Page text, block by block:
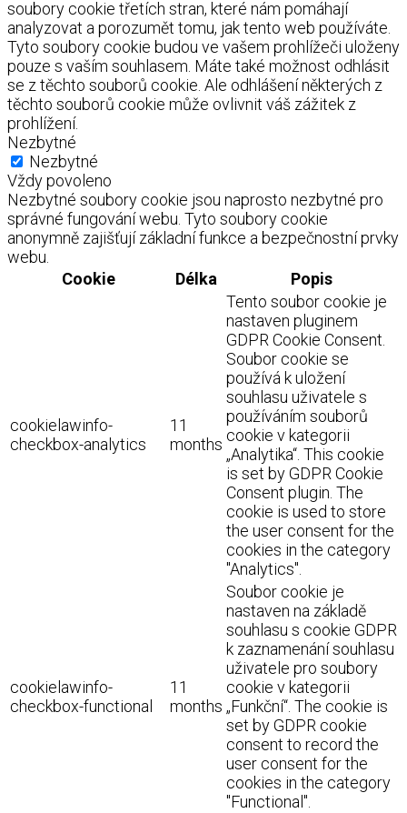
soubory cookie třetích stran, které nám pomáhají
analyzovat a porozumět tomu, jak tento web používáte.
Tyto soubory cookie budou ve vašem prohlížeči uloženy
pouze s vaším souhlasem. Máte také možnost odhlásit
se z těchto souborů cookie. Ale odhlášení některých z
těchto souborů cookie může ovlivnit váš zážitek z
prohlížení.
Nezbytné
Nezbytné
Vždy povoleno
Nezbytné soubory cookie jsou naprosto nezbytné pro
správné fungování webu. Tyto soubory cookie
anonymně zajišťují základní funkce a bezpečnostní prvky
webu.
Cookie
Délka Popis
cookielawinfo-
checkbox-analytics
11
months
Tento soubor cookie je
nastaven pluginem
GDPR Cookie Consent.
Soubor cookie se
používá k uložení
souhlasu uživatele s
používáním souborů
cookie v kategorii
„Analytika“. This cookie
is set by GDPR Cookie
Consent plugin. The
cookie is used to store
the user consent for the
cookies in the category
"Analytics".
cookielawinfo-
checkbox-functional
11
months
Soubor cookie je
nastaven na základě
souhlasu s cookie GDPR
k zaznamenání souhlasu
uživatele pro soubory
cookie v kategorii
„Funkční“. The cookie is
set by GDPR cookie
consent to record the
user consent for the
cookies in the category
"Functional".